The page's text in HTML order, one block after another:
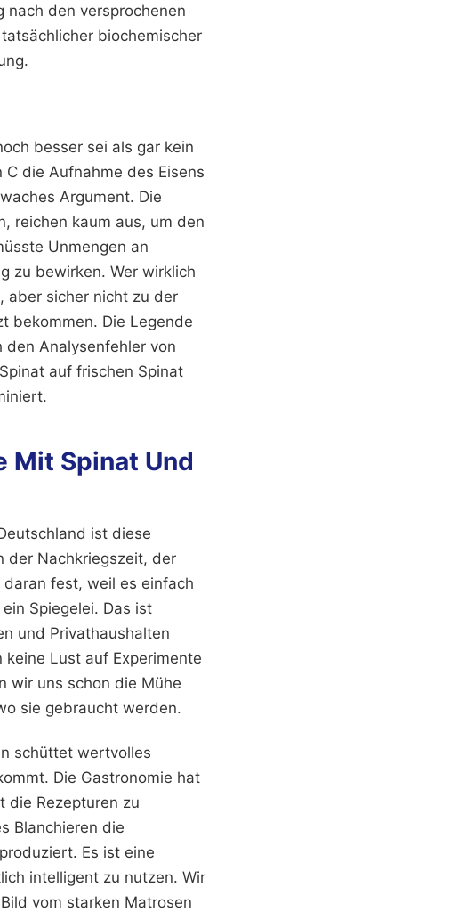
nach den versprochenen
biochemischer
besser sei als gar kein
die Aufnahme des Eisens
Argument. Die
reichen kaum aus, um den
Unmengen an
zu bewirken. Wer wirklich
aber sicher nicht zu der
bekommen. Die Legende
Analysenfehler von
auf frischen Spinat
Mit Spinat Und
ist diese
der Nachkriegszeit, der
fest, weil es einfach
Spiegelei. Das ist
und Privathaushalten
Lust auf Experimente
wir uns schon die Mühe
sie gebraucht werden.
schüttet wertvolles
Die Gastronomie hat
die Rezepturen zu
Blanchieren die
Es ist eine
intelligent zu nutzen. Wir
vom starken Matrosen